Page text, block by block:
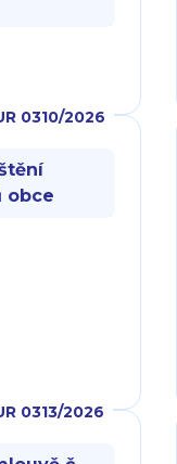
0310/2026
obce
0313/2026